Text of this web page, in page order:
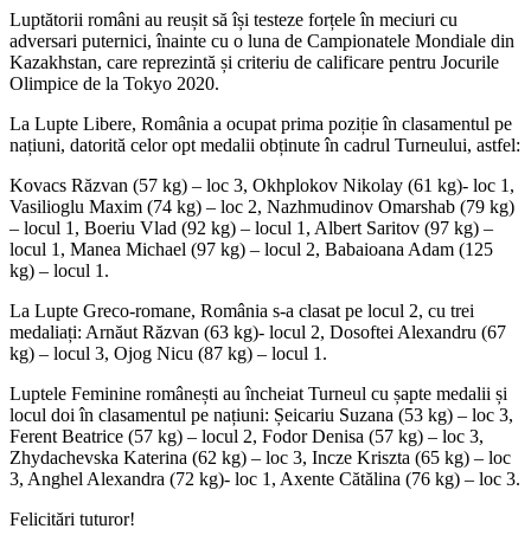
Luptătorii români au reușit să își testeze forțele în meciuri cu
adversari puternici, înainte cu o luna de Campionatele Mondiale din
Kazakhstan, care reprezintă și criteriu de calificare pentru Jocurile
Olimpice de la Tokyo 2020.
La Lupte Libere, România a ocupat prima poziție în clasamentul pe
națiuni, datorită celor opt medalii obținute în cadrul Turneului, astfel:
Kovacs Răzvan (57 kg) – loc 3, Okhplokov Nikolay (61 kg)- loc 1,
Vasilioglu Maxim (74 kg) – loc 2, Nazhmudinov Omarshab (79 kg)
– locul 1, Boeriu Vlad (92 kg) – locul 1, Albert Saritov (97 kg) –
locul 1, Manea Michael (97 kg) – locul 2, Babaioana Adam (125
kg) – locul 1.
La Lupte Greco-romane, România s-a clasat pe locul 2, cu trei
medaliați: Arnăut Răzvan (63 kg)- locul 2, Dosoftei Alexandru (67
kg) – locul 3, Ojog Nicu (87 kg) – locul 1.
Luptele Feminine românești au încheiat Turneul cu șapte medalii și
locul doi în clasamentul pe națiuni: Șeicariu Suzana (53 kg) – loc 3,
Ferent Beatrice (57 kg) – locul 2, Fodor Denisa (57 kg) – loc 3,
Zhydachevska Katerina (62 kg) – loc 3, Incze Kriszta (65 kg) – loc
3, Anghel Alexandra (72 kg)- loc 1, Axente Cătălina (76 kg) – loc 3.
Felicitări tuturor!